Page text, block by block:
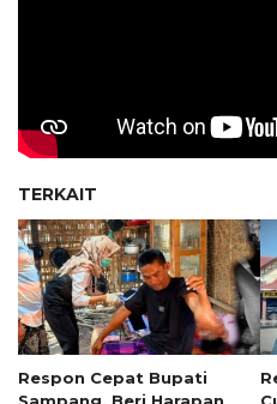
TERKAIT
Respon Cepat Bupati